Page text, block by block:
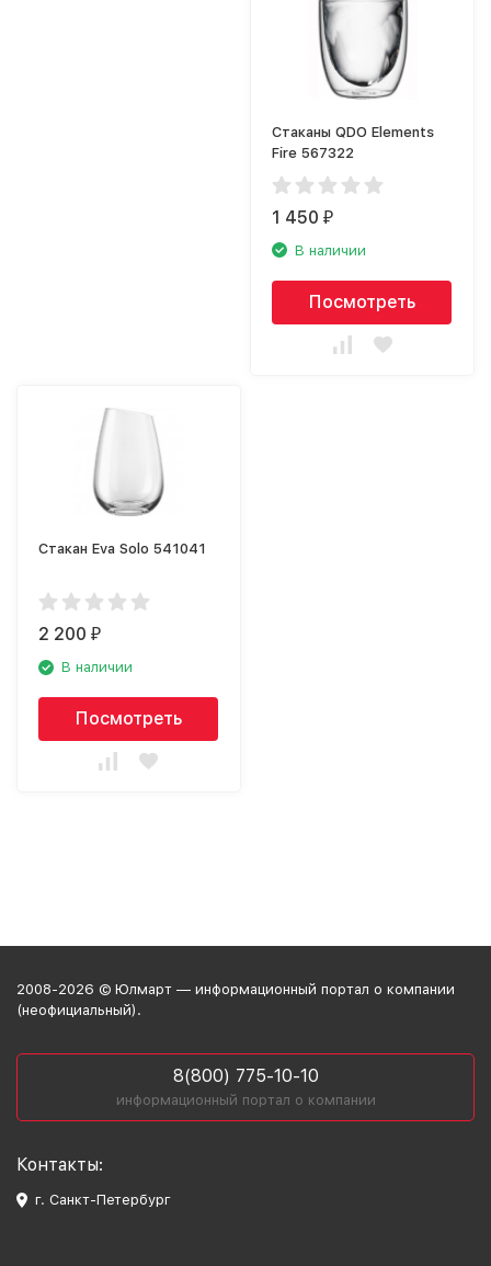
Стаканы QDO Elements
Fire 567322
1 450₽
В наличии
Посмотреть
Стакан Eva Solo 541041
2 200₽
В наличии
Посмотреть
2008-2026 © Юлмарт — информационный портал о компании
(неофициальный).
8(800) 775-10-10
информационный портал о компании
Контакты:
г. Санкт-Петербург